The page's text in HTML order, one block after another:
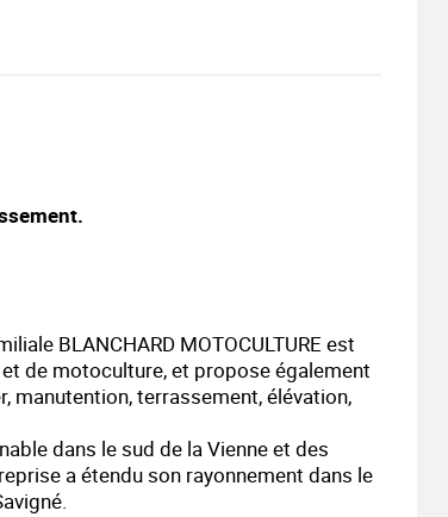
BLANCHARD MOTOCULTURE est
de motoculture, et propose également
manutention, terrassement, élévation,
dans le sud de la Vienne et des
a étendu son rayonnement dans le